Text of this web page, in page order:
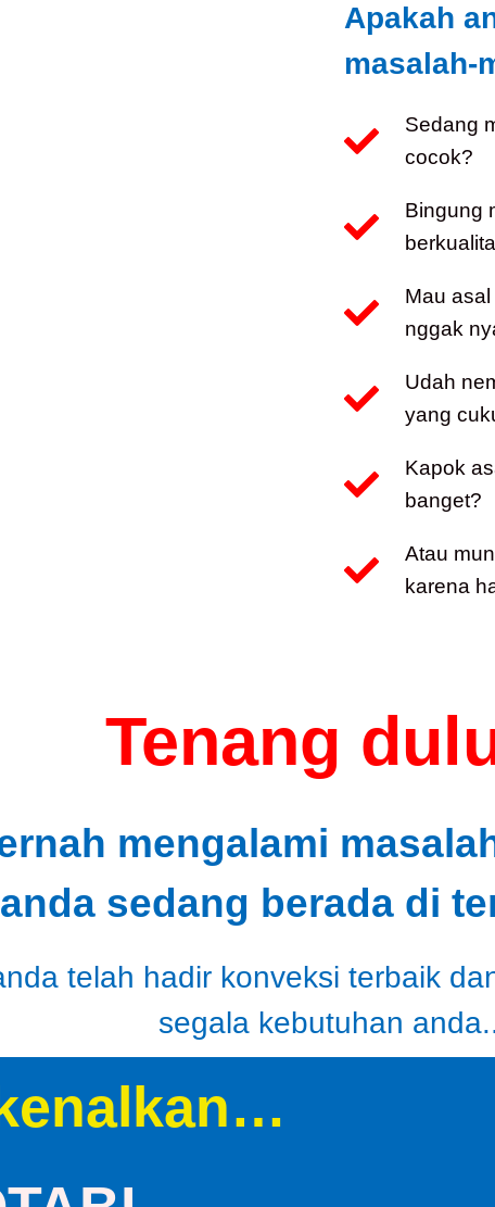
Apakah
masalah-
Sedang
cocok?
Bingung
Mau
nggak
Udah
yang
Kapok
banget?
Atau
karena
Tenang
mengalami
sedang berada di
telah hadir konveksi terbaik
segala kebutuhan